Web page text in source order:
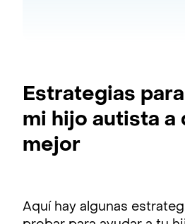
Estrategias
mi hijo autista a
mejor
Aquí hay algunas